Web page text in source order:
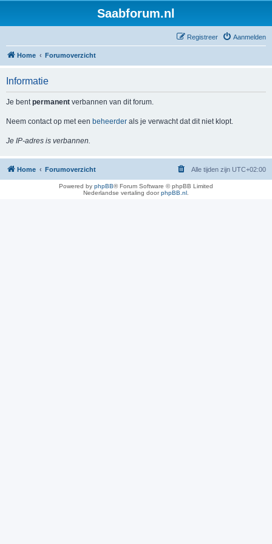
Saabforum.nl
Aanmelden
Registreer
Home Forumoverzicht
Informatie
Je bentpermanent verbannen van dit forum.
Neem contact op met een beheerder als je verwacht dat dit niet klopt.
Je IP-adres is verbannen.
Home Forumoverzicht Alle tijden zijn UTC+02:00
Powered by phpBB® Forum Software © phpBB Limited
Nederlandse vertaling doorphpBB.nl